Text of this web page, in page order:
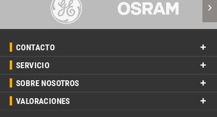
CONTACTO
SERVICIO
SOBRE NOSOTROS
VALORACIONES